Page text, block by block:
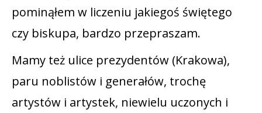
pominąłem w liczeniu jakiegoś świętego
czy biskupa, bardzo przepraszam.
Mamy też ulice prezydentów (Krakowa),
paru noblistów i generałów, trochę
artystów i artystek, niewielu uczonych i